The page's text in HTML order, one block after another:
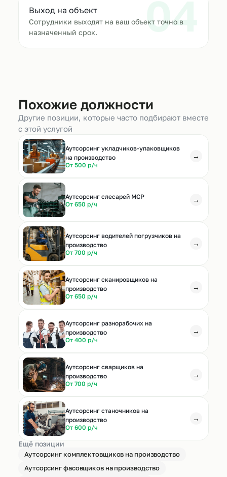
04
Выход на объект
Сотрудники выходят на ваш объект точно в
назначенный срок.
Похожие должности
Другие позиции, которые часто подбирают вместе
с этой услугой
Аутсорсинг укладчиков-упаковщиков
на производство
От 500 р/ч
→
Аутсорсинг слесарей МСР
От 650 р/ч
→
Аутсорсинг водителей погрузчиков на
производство
От 700 р/ч
→
Аутсорсинг сканировщиков на
производство
От 650 р/ч
→
Аутсорсинг разнорабочих на
производство
От 400 р/ч
→
Аутсорсинг сварщиков на
производство
От 700 р/ч
→
Аутсорсинг станочников на
производство
От 600 р/ч
→
Ещё позиции
Аутсорсинг комплектовщиков на производство
Аутсорсинг фасовщиков на производство